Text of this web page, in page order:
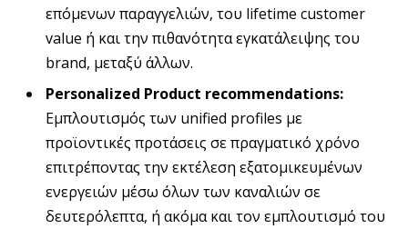
επόμενων παραγγελιών, του lifetime customer
value ή και την πιθανότητα εγκατάλειψης του
brand, μεταξύ άλλων.
Personalized Product recommendations:
Εμπλουτισμός των unified profiles με
προϊοντικές προτάσεις σε πραγματικό χρόνο
επιτρέποντας την εκτέλεση εξατομικευμένων
ενεργειών μέσω όλων των καναλιών σε
δευτερόλεπτα, ή ακόμα και τον εμπλουτισμό του